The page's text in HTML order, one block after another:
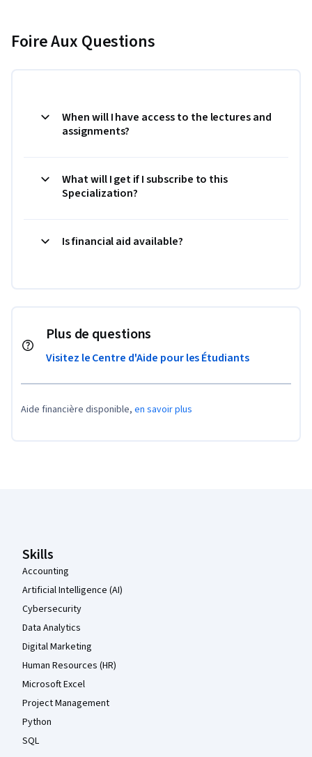
Foire Aux Questions
When will I have access to the lectures and
assignments?
What will I get if I subscribe to this
Specialization?
Is financial aid available?
Plus de questions
Visitez le Centre d'Aide pour les Étudiants
Aide financière disponible, en savoir plus
Skills
Accounting
Artificial Intelligence (AI)
Cybersecurity
Data Analytics
Digital Marketing
Human Resources (HR)
Microsoft Excel
Project Management
Python
SQL